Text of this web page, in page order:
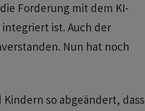
Forderung mit dem KI-
integriert ist. Auch der
Nun hat noch
Kindern so abgeändert, dass